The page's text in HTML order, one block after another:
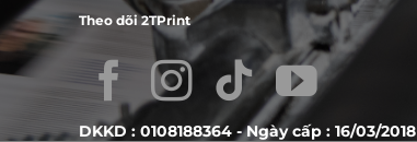
Theo dõi 2TPrint
DKKD : 0108188364 - Ngày cấp : 16/03/2018